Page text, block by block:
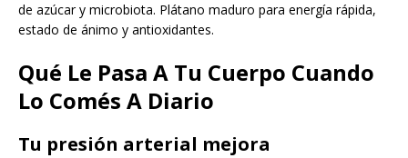
de azúcar y microbiota. Plátano maduro para energía rápida,
estado de ánimo y antioxidantes.
Qué Le Pasa A Tu Cuerpo Cuando
Lo Comés A Diario
Tu presión arterial mejora